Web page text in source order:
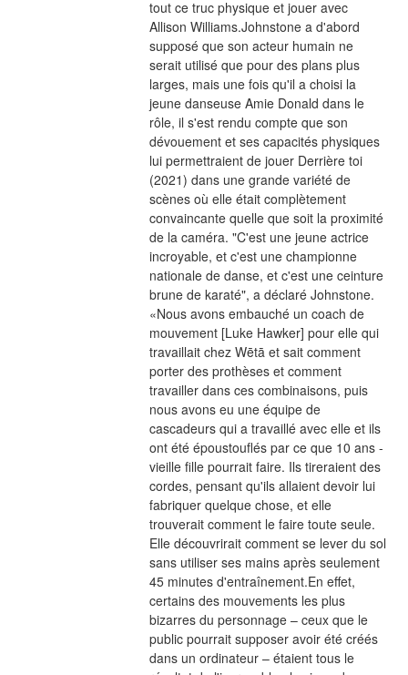
tout ce truc physique et jouer avec
Allison Williams.Johnstone a d'abord
supposé que son acteur humain ne
serait utilisé que pour des plans plus
larges, mais une fois qu'il a choisi la
jeune danseuse Amie Donald dans le
rôle, il s'est rendu compte que son
dévouement et ses capacités physiques
lui permettraient de jouer Derrière toi
(2021) dans une grande variété de
scènes où elle était complètement
convaincante quelle que soit la proximité
de la caméra. "C'est une jeune actrice
incroyable, et c'est une championne
nationale de danse, et c'est une ceinture
brune de karaté", a déclaré Johnstone.
«Nous avons embauché un coach de
mouvement [Luke Hawker] pour elle qui
travaillait chez Wētā et sait comment
porter des prothèses et comment
travailler dans ces combinaisons, puis
nous avons eu une équipe de
cascadeurs qui a travaillé avec elle et ils
ont été époustouflés par ce que 10 ans -
vieille fille pourrait faire. Ils tireraient des
cordes, pensant qu'ils allaient devoir lui
fabriquer quelque chose, et elle
trouverait comment le faire toute seule.
Elle découvrirait comment se lever du sol
sans utiliser ses mains après seulement
45 minutes d'entraînement.En effet,
certains des mouvements les plus
bizarres du personnage – ceux que le
public pourrait supposer avoir été créés
dans un ordinateur – étaient tous le